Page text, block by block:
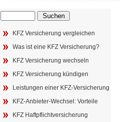
Suche
nach:
KFZ Versicherung vergleichen
Was ist eine KFZ Versicherung?
KFZ Versicherung wechseln
KFZ Versicherung kündigen
Leistungen einer KFZ-Versicherung
KFZ-Anbieter-Wechsel: Vorteile
KFZ Haftpflichtversicherung